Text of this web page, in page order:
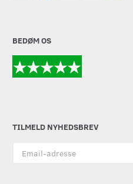
BEDØM OS
TILMELD NYHEDSBREV
adresse